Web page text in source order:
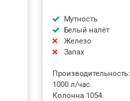
Мутность
Белый налёт
Железо
Запах
Производительность:
1000 л/час.
Колонна 1054.